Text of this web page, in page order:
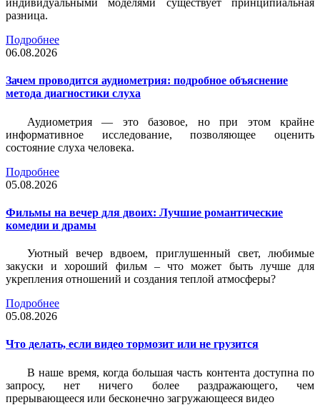
индивидуальными моделями существует принципиальная
разница.
Подробнее
06.08.2026
Зачем проводится аудиометрия: подробное объяснение
метода диагностики слуха
Аудиометрия — это базовое, но при этом крайне
информативное исследование, позволяющее оценить
состояние слуха человека.
Подробнее
05.08.2026
Фильмы на вечер для двоих: Лучшие романтические
комедии и драмы
Уютный вечер вдвоем, приглушенный свет, любимые
закуски и хороший фильм – что может быть лучше для
укрепления отношений и создания теплой атмосферы?
Подробнее
05.08.2026
Что делать, если видео тормозит или не грузится
В наше время, когда большая часть контента доступна по
запросу, нет ничего более раздражающего, чем
прерывающееся или бесконечно загружающееся видео